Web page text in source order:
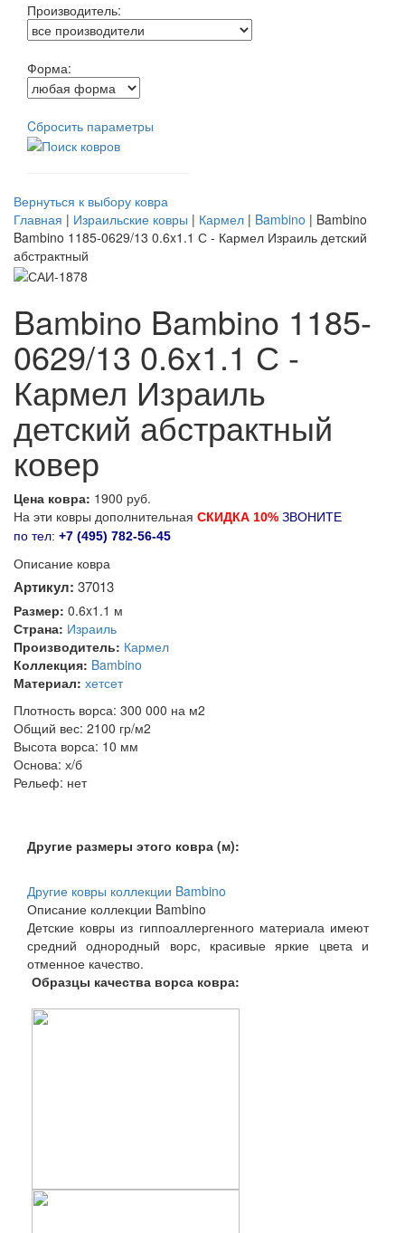
Производитель:
Форма:
Cбросить параметры
Вернуться к выбору ковра
Главная | Израильские ковры | Кармел | Bambino | Bambino
Bambino 1185-0629/13 0.6x1.1 С - Кармел Израиль детский
абстрактный
Bambino Bambino 1185-
0629/13 0.6x1.1 С -
Кармел Израиль
детский абстрактный
ковер
Цена ковра: 1900 руб.
На эти ковры дополнительная СКИДКА 10% ЗВОНИТЕ
по тел: +7 (495) 782-56-45
Описание ковра
Артикул: 37013
Размер: 0.6x1.1 м
Страна: Израиль
Производитель: Кармел
Коллекция: Bambino
Материал: хетсет
Плотность ворса: 300 000 на м2
Общий вес: 2100 гр/м2
Высота ворса: 10 мм
Основа: х/б
Рельеф: нет
Другие размеры этого ковра (м):
Другие ковры коллекции Bambino
Описание коллекции Bambino
Детские ковры из гиппоаллергенного материала имеют
средний однородный ворс, красивые яркие цвета и
отменное качество.
Образцы качества ворса ковра: